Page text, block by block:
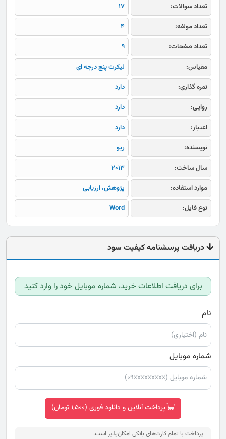
تعداد سوالات:
17
تعداد مولفه:
4
تعداد صفحات:
9
مقیاس:
لیکرت پنج درجه ای
نمره گذاری:
دارد
روایی:
دارد
اعتبار:
دارد
نویسنده:
ریو
سال ساخت:
2013
موارد استفاده:
پژوهش، ارزیابی
نوع فایل:
Word
دریافت پرسشنامه کیفیت سود
برای دریافت اطلاعات خرید، شماره موبایل خود را وارد کنید
نام
شماره موبایل
پرداخت آنلاین و دانلود فوری (1,500 تومان)
پرداخت با تمام کارت‌های بانکی امکان‌پذیر است.